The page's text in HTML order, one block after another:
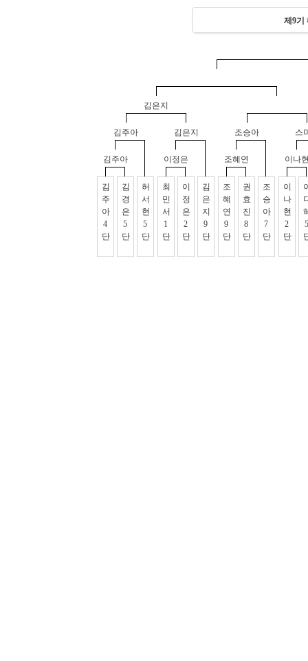
제9기
김은지
김주아
김주아
김
주
아
4
단
김
경
은
5
단
허
서
현
5
단
김은지
이정은
최
민
서
1
단
이
정
은
2
단
김
은
지
9
단
조승아
조혜연
조
혜
연
9
단
권
효
진
8
단
조
승
아
7
단
스
이나
이
나
현
2
단
5